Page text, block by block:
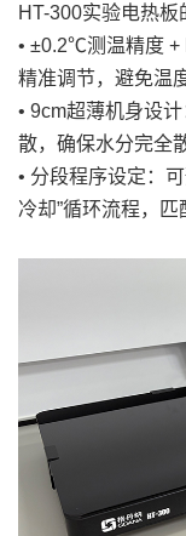
HT-300实验电热板
• ±0.2℃测温精度
精准调节，避免温
• 9cm超薄机身设
散，确保水分完全
• 分段程序设定
冷却”循环流程，匹